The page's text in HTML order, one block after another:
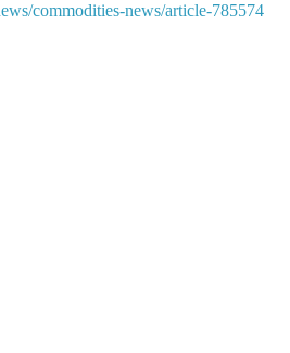
commodities-news/article-785574